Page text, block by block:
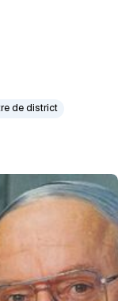
de district